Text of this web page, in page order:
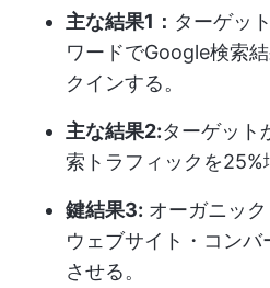
主な結果1： ターゲッ
ワードでGoogle検索
クインする。
主な結果2:ターゲット
索トラフィックを25%
鍵結果3: オーガニッ
ウェブサイト・コンバ
させる。